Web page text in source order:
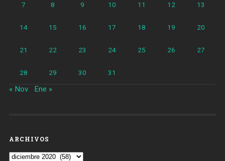
7 8 9 10 11 12 13
14 15 16 17 18 19 20
21 22 23 24 25 26 27
28 29 30 31
« Nov Ene »
ARCHIVOS
Archivos